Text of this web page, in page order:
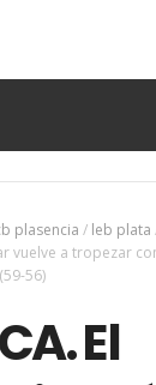
plasencia / leb plata
vuelve a tropezar
56)
El